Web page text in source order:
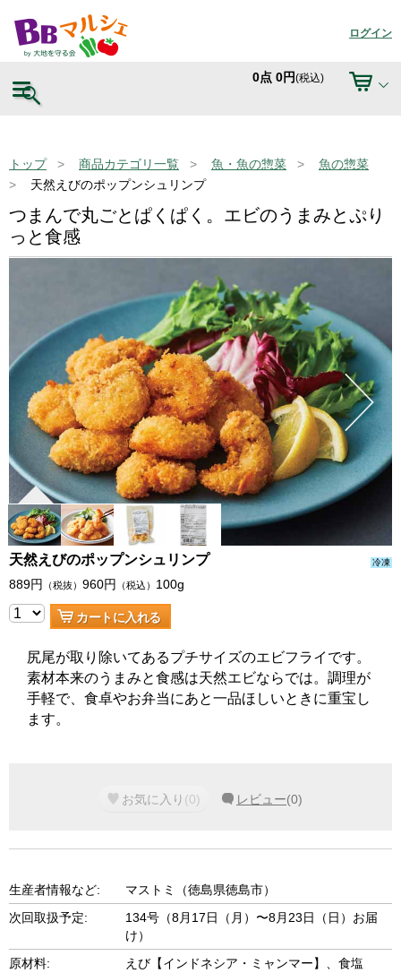
ログイン
0点 0円(税込)
トップ 商品カテゴリ一覧 魚・魚の惣菜
魚の惣菜
天然えびのポップンシュリンプ
つまんで丸ごとぱくぱく。エビのうまみとぷり
っと食感
天然えびのポップンシュリンプ 冷凍
889円 （税抜） 960円 （税込） 100g
カートに入れる
尻尾が取り除いてあるプチサイズのエビフライです。
素材本来のうまみと食感は天然エビならでは。調理が
手軽で、食卓やお弁当にあと一品ほしいときに重宝し
ます。
お気に入り (0) レビュー(0)
生産者情報など:
マストミ（徳島県徳島市）
次回取扱予定:
134号（8月17日（月）〜8月23日（日）お届
け）
原材料:
えび【インドネシア・ミャンマー】、食塩